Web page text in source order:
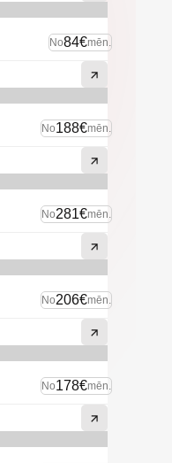
No84€mēn.
No188€mēn.
No281€mēn.
No206€mēn.
No178€mēn.